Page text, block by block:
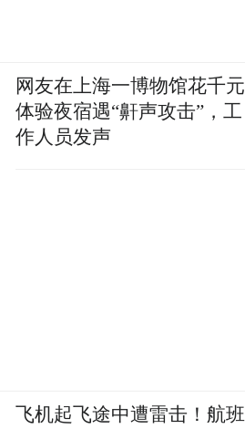
网友在上海一博物馆花千元
体验夜宿遇“鼾声攻击”，工
作人员发声
飞机起飞途中遭雷击！航班